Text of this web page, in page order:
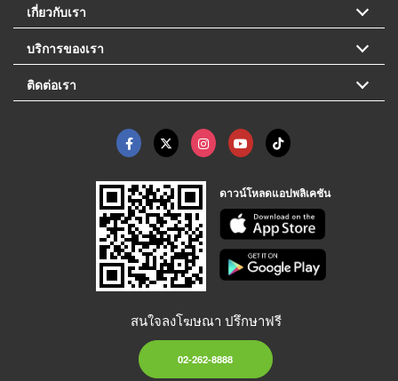
เกี่ยวกับเรา
บริการของเรา
ติดต่อเรา
ดาวน์โหลดแอปพลิเคชัน
สนใจลงโฆษณา ปรึกษาฟรี
02-262-8888